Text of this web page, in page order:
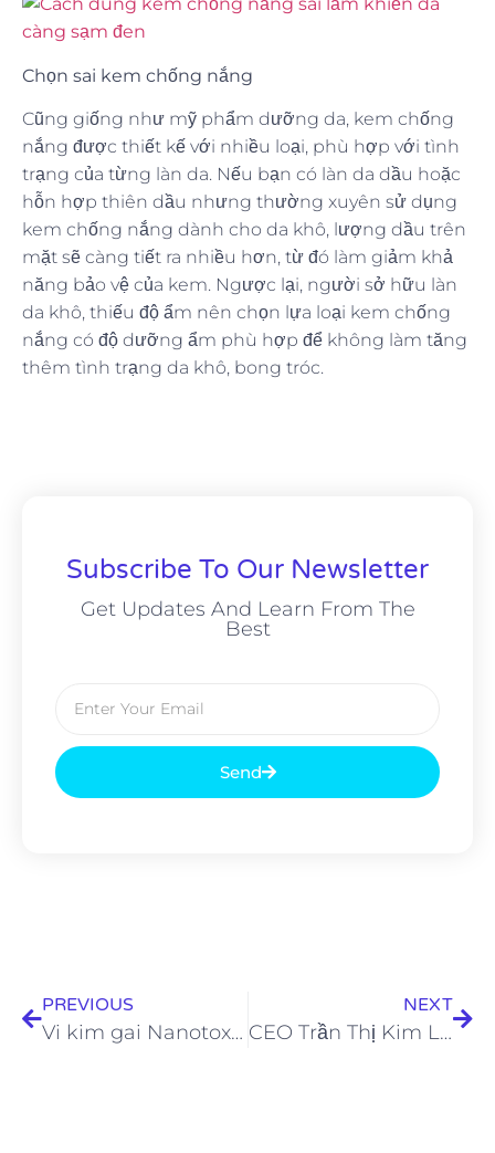
Chọn sai kem chống nắng
Cũng giống như mỹ phẩm dưỡng da, kem chống
nắng được thiết kế với nhiều loại, phù hợp với tình
trạng của từng làn da. Nếu bạn có làn da dầu hoặc
hỗn hợp thiên dầu nhưng thường xuyên sử dụng
kem chống nắng dành cho da khô, lượng dầu trên
mặt sẽ càng tiết ra nhiều hơn, từ đó làm giảm khả
năng bảo vệ của kem. Ngược lại, người sở hữu làn
da khô, thiếu độ ẩm nên chọn lựa loại kem chống
nắng có độ dưỡng ẩm phù hợp để không làm tăng
thêm tình trạng da khô, bong tróc.
Subscribe To Our Newsletter
Get Updates And Learn From The
Best
Send
PREVIOUS
Vi kim gai Nanotox: Mỹ phẩm cao cấp an toàn và hiệu quả.
NEXT
CEO Trần Thị Kim Lụa – Chân dung nữ doanh nhân 9X đam mê với ngành làm đẹp